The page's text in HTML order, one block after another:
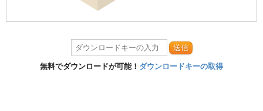
送信
無料でダウンロードが可能！ ダウンロードキーの取得